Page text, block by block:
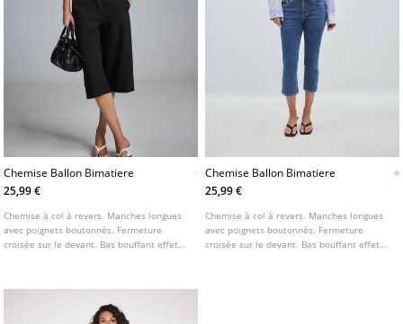
Chemise Ballon Bimatiere
25,99 €
Chemise à col à revers. Manches longues
avec poignets boutonnés. Fermeture
croisée sur le devant. Bas bouffant effet
Chemise Ballon Bimatiere
25,99 €
Chemise à col à revers. Manches longues
avec poignets boutonnés. Fermeture
croisée sur le devant. Bas bouffant effet